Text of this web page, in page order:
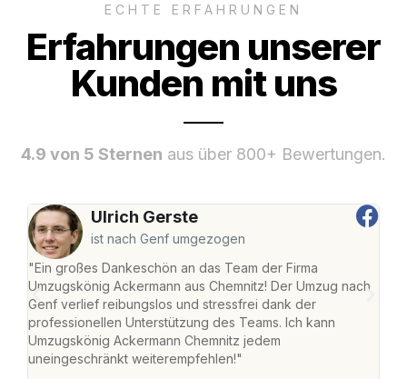
ECHTE ERFAHRUNGEN
Erfahrungen unserer
Kunden mit uns
4.9 von 5 Sternen aus über 800+ Bewertungen.
Ulrich Gerste
ist nach Genf umgezogen
"Ein großes Dankeschön an das Team der Firma
Umzugskönig Ackermann aus Chemnitz! Der Umzug nach
Genf verlief reibungslos und stressfrei dank der
professionellen Unterstützung des Teams. Ich kann
Umzugskönig Ackermann Chemnitz jedem
uneingeschränkt weiterempfehlen!"